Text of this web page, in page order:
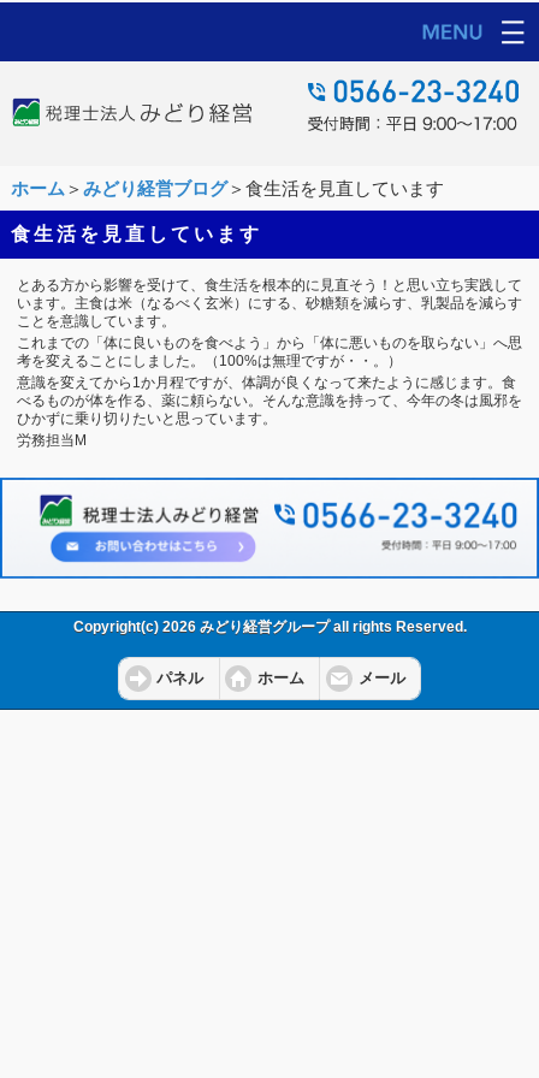
ホーム ＞ みどり経営ブログ＞食生活を見直しています
食生活を見直しています
とある方から影響を受けて、食生活を根本的に見直そう！と思い立ち実践して
います。主食は米（なるべく玄米）にする、砂糖類を減らす、乳製品を減らす
ことを意識しています。
これまでの「体に良いものを食べよう」から「体に悪いものを取らない」へ思
考を変えることにしました。（100%は無理ですが・・。）
意識を変えてから1か月程ですが、体調が良くなって来たように感じます。食
べるものが体を作る、薬に頼らない。そんな意識を持って、今年の冬は風邪を
ひかずに乗り切りたいと思っています。
労務担当M
Copyright(c) 2026 みどり経営グループ all rights Reserved.
パネル ホーム メール